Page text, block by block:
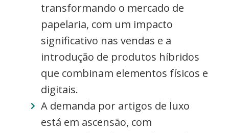
transformando o mercado de
papelaria, com um impacto
significativo nas vendas e a
introdução de produtos híbridos
que combinam elementos físicos e
digitais.
A demanda por artigos de luxo
está em ascensão, com